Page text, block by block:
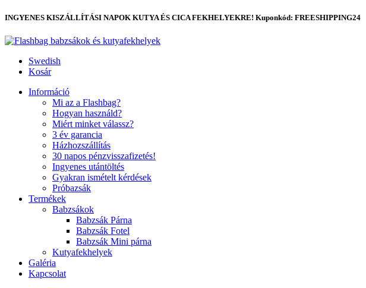
INGYENES KISZÁLLÍTÁSI NAPOK KUTYA ÉS CICA FEKHELYEKRE! Kuponkód: FREESHIPPING24
Swedish
Kosár
Információ
Mi az a Flashbag?
Hogyan használd?
Miért minket válassz?
3 év garancia
Házhozszállítás
30 napos pénzvisszafizetés!
Ingyenes utántöltés
Gyakran ismételt kérdések
Próbazsák
Termékek
Babzsákok
Babzsák Párna
Babzsák Fotel
Babzsák Mini párna
Kutyafekhelyek
Galéria
Kapcsolat